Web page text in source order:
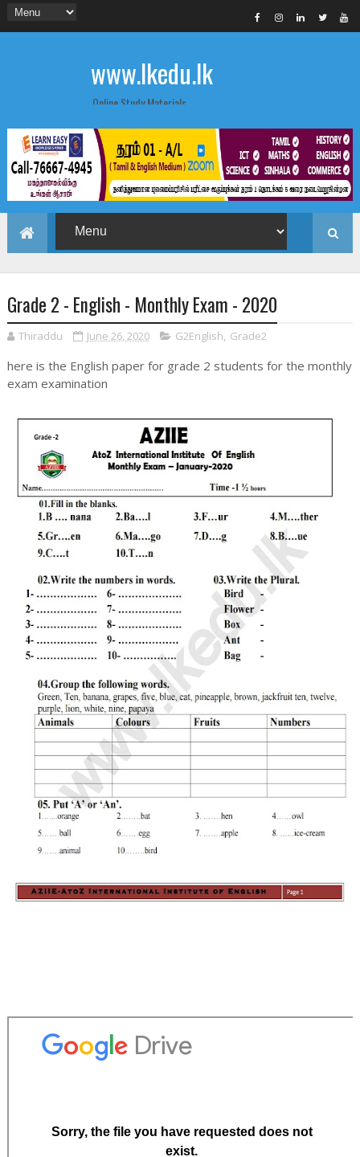
www.lkedu.lk
Online Study Materials
Grade 2 - English - Monthly Exam - 2020
Thiraddu June 26, 2020 G2English, Grade2
here is the English paper for grade 2 students for the monthly
exam examination